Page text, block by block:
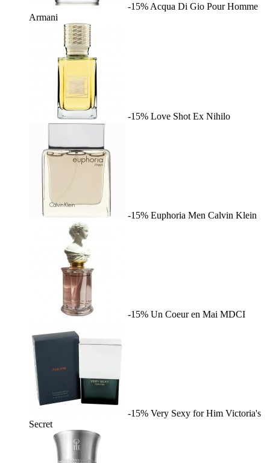
-15% Acqua Di Gio Pour Homme
Armani
-15% Love Shot Ex Nihilo
-15% Euphoria Men Calvin Klein
-15% Un Coeur en Mai MDCI
-15% Very Sexy for Him Victoria's
Secret